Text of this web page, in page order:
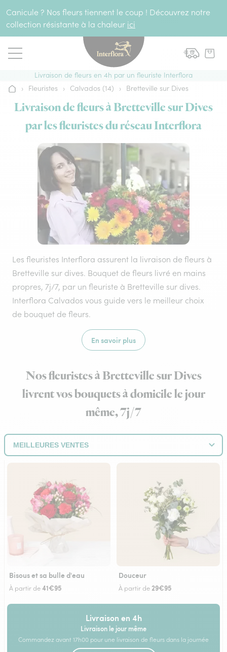
Canicule ? Nos fleurs tiennent le coup ! Découvrez notre
collection résistante à la chaleur ici
Livraison de fleurs en 4h par un fleuriste Interflora
Accueil
› Fleuristes › Calvados (14) › Bretteville sur Dives
Livraison de fleurs à Bretteville sur Dives
par les fleuristes du réseau Interflora
Les fleuristes Interflora assurent la livraison de fleurs à
Bretteville sur dives. Bouquet de fleurs livré en mains
propres, 7j/7, par un fleuriste à Bretteville sur dives.
Interflora Calvados vous guide vers le meilleur choix
de bouquet de fleurs.
En savoir plus
Nos fleuristes à Bretteville sur Dives
livrent vos bouquets à domicile le jour
même, 7j/7
Bisous et sa bulle d'eau
À partir de41€95
Douceur
À partir de29€95
Livraison en 4h
Livraison le jour même
Commandez avant 17h00 pour une livraison de fleurs dans la journée